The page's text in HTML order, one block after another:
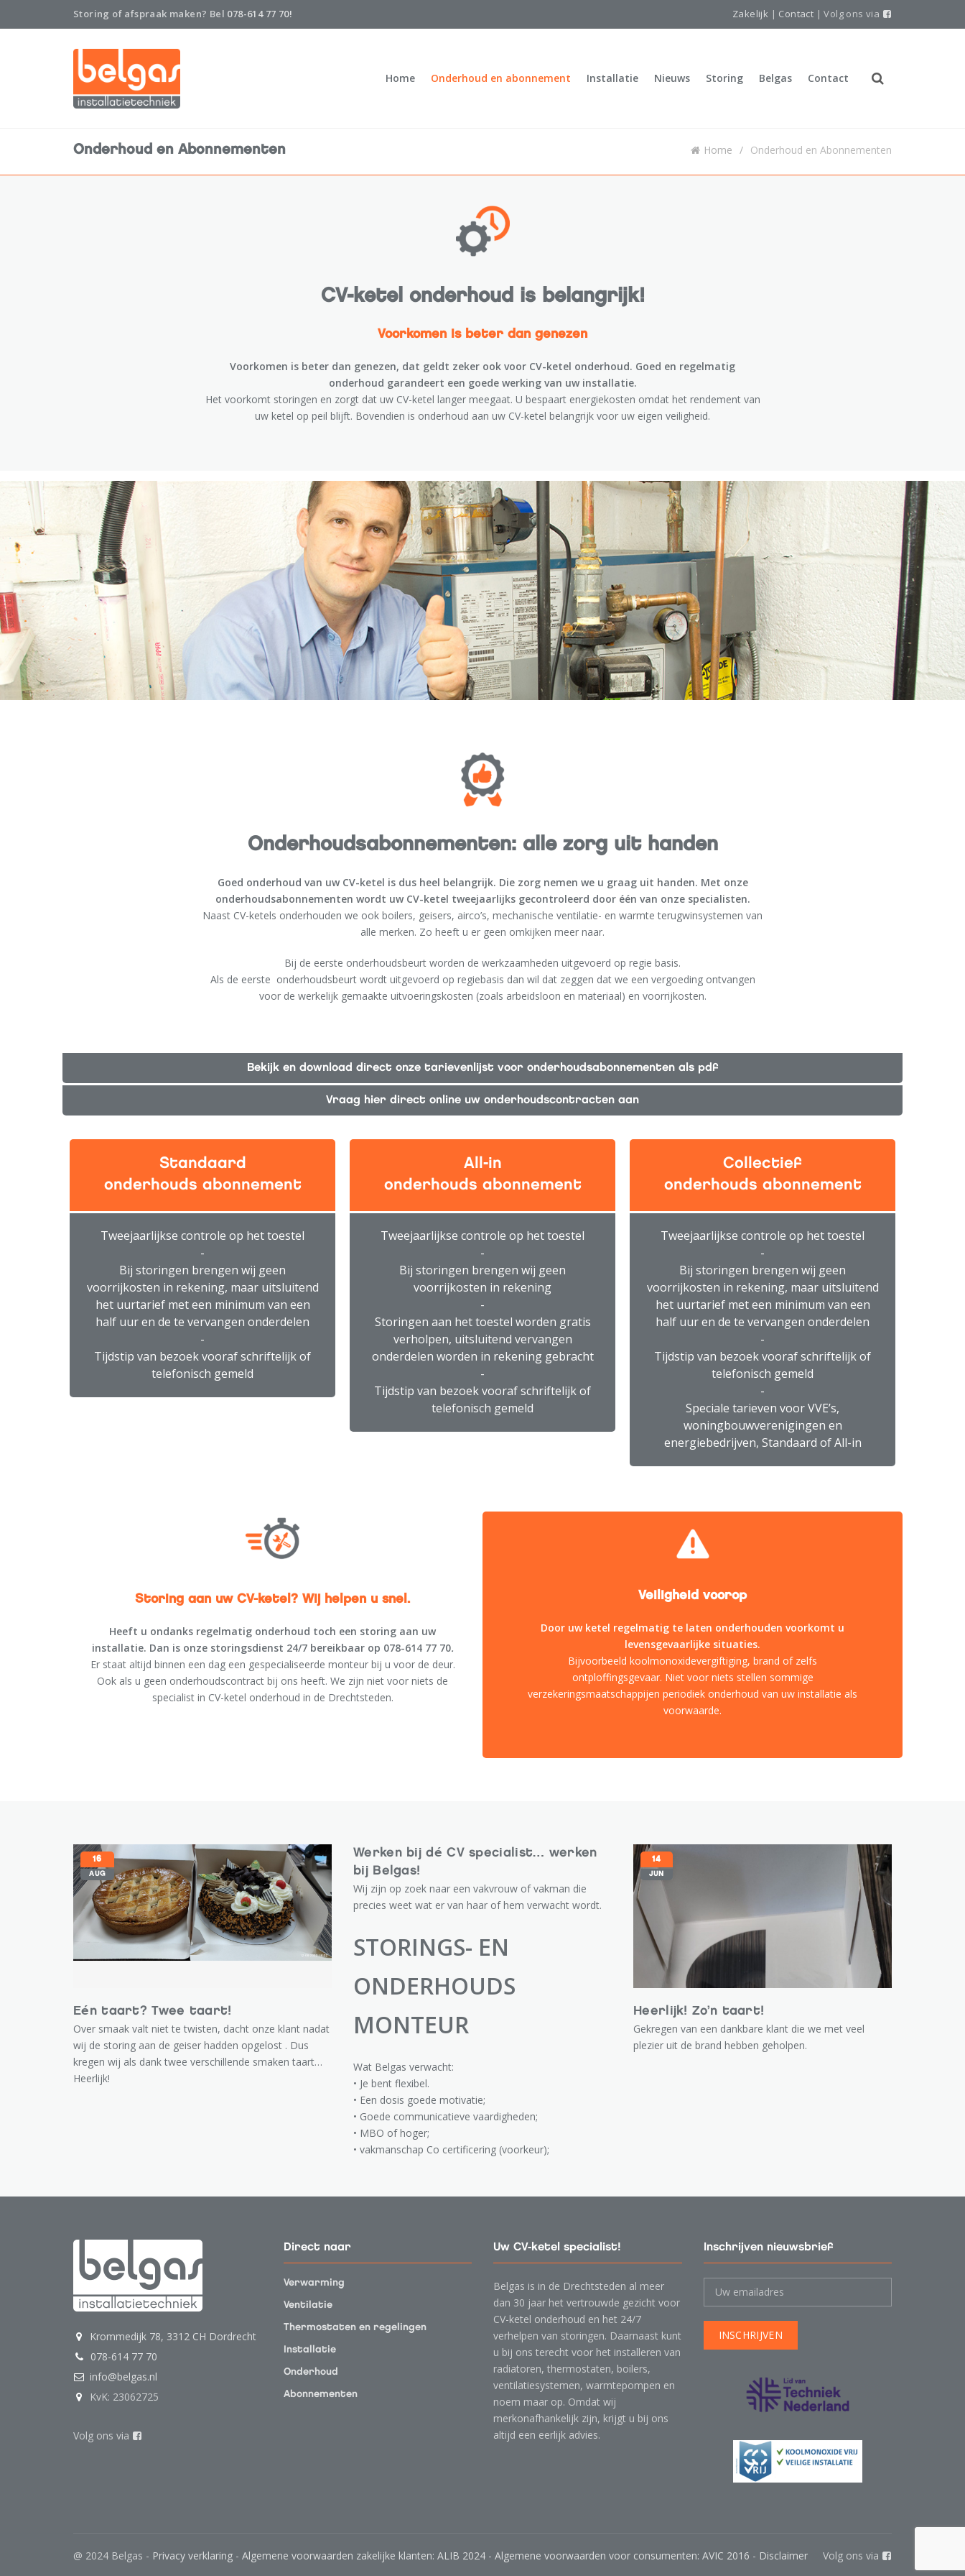
Storing of afspraak maken? Bel 078-614 77 70! Zakelijk | Contact | Volg ons via
Home Onderhoud en abonnement Installatie Nieuws Storing Belgas Contact
Onderhoud en Abonnementen Home Onderhoud en Abonnementen
CV-ketel onderhoud is belangrijk!
Voorkomen is beter dan genezen
Voorkomen is beter dan genezen, dat geldt zeker ook voor CV-ketel onderhoud. Goed en regelmatig
onderhoud garandeert een goede werking van uw installatie.
Het voorkomt storingen en zorgt dat uw CV-ketel langer meegaat. U bespaart energiekosten omdat het rendement van
uw ketel op peil blijft. Bovendien is onderhoud aan uw CV-ketel belangrijk voor uw eigen veiligheid.
Onderhoudsabonnementen: alle zorg uit handen
Goed onderhoud van uw CV-ketel is dus heel belangrijk. Die zorg nemen we u graag uit handen. Met onze
onderhoudsabonnementen wordt uw CV-ketel tweejaarlijks gecontroleerd door één van onze specialisten.
Naast CV-ketels onderhouden we ook boilers, geisers, airco’s, mechanische ventilatie- en warmte terugwinsystemen van
alle merken. Zo heeft u er geen omkijken meer naar.
Bij de eerste onderhoudsbeurt worden de werkzaamheden uitgevoerd op regie basis.
Als de eerste onderhoudsbeurt wordt uitgevoerd op regiebasis dan wil dat zeggen dat we een vergoeding ontvangen
voor de werkelijk gemaakte uitvoeringskosten (zoals arbeidsloon en materiaal) en voorrijkosten.
Bekijk en download direct onze tarievenlijst voor onderhoudsabonnementen als pdf
Vraag hier direct online uw onderhoudscontracten aan
Standaard
onderhouds abonnement
Tweejaarlijkse controle op het toestel
-
Bij storingen brengen wij geen
voorrijkosten in rekening, maar uitsluitend
het uurtarief met een minimum van een
half uur en de te vervangen onderdelen
-
Tijdstip van bezoek vooraf schriftelijk of
telefonisch gemeld
All-in
onderhouds abonnement
Tweejaarlijkse controle op het toestel
-
Bij storingen brengen wij geen
voorrijkosten in rekening
-
Storingen aan het toestel worden gratis
verholpen, uitsluitend vervangen
onderdelen worden in rekening gebracht
-
Tijdstip van bezoek vooraf schriftelijk of
telefonisch gemeld
Collectief
onderhouds abonnement
Tweejaarlijkse controle op het toestel
-
Bij storingen brengen wij geen
voorrijkosten in rekening, maar uitsluitend
het uurtarief met een minimum van een
half uur en de te vervangen onderdelen
-
Tijdstip van bezoek vooraf schriftelijk of
telefonisch gemeld
-
Speciale tarieven voor VVE’s,
woningbouwverenigingen en
energiebedrijven, Standaard of All-in
Storing aan uw CV-ketel? Wij helpen u snel.
Heeft u ondanks regelmatig onderhoud toch een storing aan uw
installatie. Dan is onze storingsdienst 24/7 bereikbaar op 078-614 77 70.
Er staat altijd binnen een dag een gespecialiseerde monteur bij u voor de deur.
Ook als u geen onderhoudscontract bij ons heeft. We zijn niet voor niets de
specialist in CV-ketel onderhoud in de Drechtsteden.
Veiligheid voorop
Door uw ketel regelmatig te laten onderhouden voorkomt u
levensgevaarlijke situaties.
Bijvoorbeeld koolmonoxidevergiftiging, brand of zelfs
ontploffingsgevaar. Niet voor niets stellen sommige
verzekeringsmaatschappijen periodiek onderhoud van uw installatie als
voorwaarde.
16
AUG
Eén taart? Twee taart!
Over smaak valt niet te twisten, dacht onze klant nadat
wij de storing aan de geiser hadden opgelost . Dus
kregen wij als dank twee verschillende smaken taart…
Heerlijk!
Werken bij dé CV specialist… werken
bij Belgas!
Wij zijn op zoek naar een vakvrouw of vakman die
precies weet wat er van haar of hem verwacht wordt.
STORINGS- EN
ONDERHOUDS
MONTEUR
Wat Belgas verwacht:
• Je bent flexibel.
• Een dosis goede motivatie;
• Goede communicatieve vaardigheden;
• MBO of hoger;
• vakmanschap Co certificering (voorkeur);
• Rijbewijs B;
mogelijk de installaties te onderhouden;
• Je bent een doorpakker en kunt oplossingsgericht
• Salaris indicatie tussen 2.700 – 3.200; afhankelijk van
• Tablet van de zaak
• Vakantie per jaar 25 dagen en ATV per jaar 13 dagen
volgens cao. TechniekNederland
• Bedrijfskleding wordt ter beschikking gesteld
14
JUN
Heerlijk! Zo’n taart!
Gekregen van een dankbare klant die we met veel
plezier uit de brand hebben geholpen.
Krommedijk 78, 3312 CH Dordrecht
078-614 77 70
info@belgas.nl
KvK: 23062725
Volg ons via
Direct naar
Verwarming
Ventilatie
Thermostaten en regelingen
Installatie
Onderhoud
Abonnementen
Uw CV-ketel specialist!
Belgas is in de Drechtsteden al meer
dan 30 jaar het vertrouwde gezicht voor
CV-ketel onderhoud en het 24/7
verhelpen van storingen. Daarnaast kunt
u bij ons terecht voor het installeren van
radiatoren, thermostaten, boilers,
ventilatiesystemen, warmtepompen en
noem maar op. Omdat wij
merkonafhankelijk zijn, krijgt u bij ons
altijd een eerlijk advies.
Inschrijven nieuwsbrief
@ 2024 Belgas - Privacy verklaring - Algemene voorwaarden zakelijke klanten: ALIB 2024 - Algemene voorwaarden voor consumenten: AVIC 2016 - Disclaimer Volg ons via